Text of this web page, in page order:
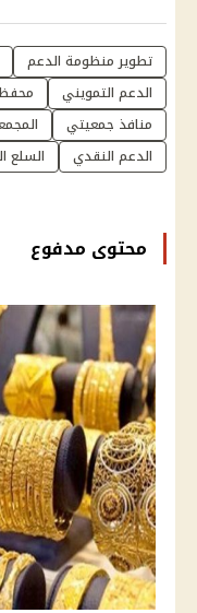
تطوير منظومة الدعم
الدعم التمويني
منافذ جمعيتي
الدعم النقدي
السلع
محتوى مدفوع